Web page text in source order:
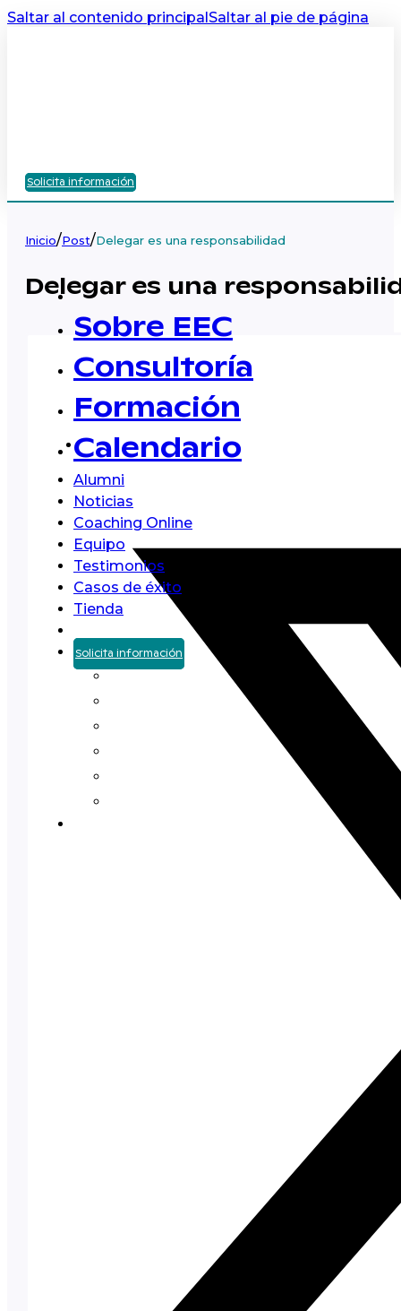
Saltar al contenido principalSaltar al pie de página
Solicita información
Sobre EEC
Consultoría
Formación
Calendario
Alumni
Noticias
Coaching Online
Equipo
Testimonios
Casos de éxito
Tienda
Solicita información
Inicio/Post/Delegar es una responsabilidad
Delegar es una